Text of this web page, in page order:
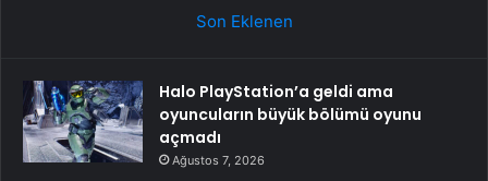
Son Eklenen
Halo PlayStation’a geldi ama
oyuncuların büyük bölümü oyunu
açmadı
Ağustos 7, 2026